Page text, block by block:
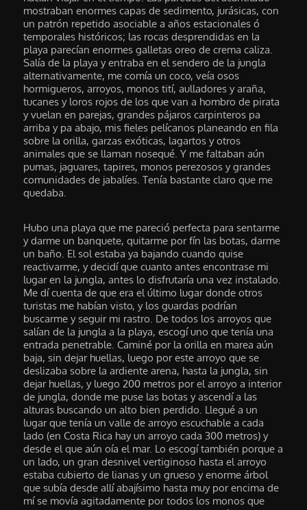
mostraban enormes capas de sedimento, jurásicas, con
un patrón repetido asociable a años estacionales ó
temporales históricos; las rocas desprendidas en la
playa parecían enormes galletas oreo de crema caliza.
Salía de la playa y entraba en el sendero de la jungla
alternativamente, me comía un coco, veía osos
hormigueros, arroyos, monos tití, aulladores y araña,
tucanes y loros rojos de los que van a hombro de pirata
y vuelan en parejas, grandes pájaros carpinteros pa
arriba y pa abajo, mis fieles pelícanos planeando en fila
sobre la orilla, garzas exóticas, lagartos y otros
animales que se llaman nosequé. Y me faltaban aún
pumas, jaguares, tapires, monos perezosos y grandes
comunidades de jabalíes. Tenía bastante claro que me
quedaba.
Hubo una playa que me pareció perfecta para sentarme
y darme un banquete, quitarme por fín las botas, darme
un baño. El sol estaba ya bajando cuando quise
reactivarme, y decidí que cuanto antes encontrase mi
lugar en la jungla, antes lo disfrutaría una vez instalado.
Me dí cuenta de que era el último lugar donde otros
turistas me habían visto, y los guardas podrían
buscarme y seguir mi rastro. De todos los arroyos que
salían de la jungla a la playa, escogí uno que tenía una
entrada penetrable. Caminé por la orilla en marea aún
baja, sin dejar huellas, luego por este arroyo que se
deslizaba sobre la ardiente arena, hasta la jungla, sin
dejar huellas, y luego 200 metros por el arroyo a interior
de jungla, donde me puse las botas y ascendí a las
alturas buscando un alto bien perdido. Llegué a un
lugar que tenía un valle de arroyo escuchable a cada
lado (en Costa Rica hay un arroyo cada 300 metros) y
desde el que aún oía el mar. Lo escogí también porque a
un lado, un gran desnivel vertiginoso hasta el arroyo
estaba cubierto de lianas y un grueso y enorme árbol
que subía desde allí abajísimo hasta muy por encima de
mí se movía agitadamente por todos los monos que